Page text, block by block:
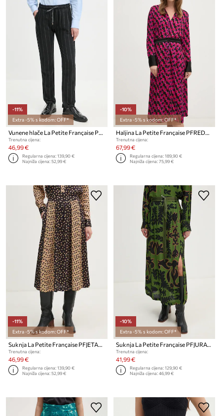
-11%
Extra -5% s kodom: OFF*
Vunene hlače La Petite Française PFPOLI
Trenutna cijena:
46,99 €
Regularna cijena:139,90 €
Najniža cijena:52,99 €
-10%
Extra -5% s kodom: OFF*
Haljina La Petite Française PFREDOUTABLE
Trenutna cijena:
67,99 €
Regularna cijena:189,90 €
Najniža cijena:75,99 €
-11%
Extra -5% s kodom: OFF*
Suknja La Petite Française PFJETABLE
Trenutna cijena:
46,99 €
Regularna cijena:139,90 €
Najniža cijena:52,99 €
-10%
Extra -5% s kodom: OFF*
Suknja La Petite Française PFJURATOIRE
Trenutna cijena:
41,99 €
Regularna cijena:129,90 €
Najniža cijena:46,99 €